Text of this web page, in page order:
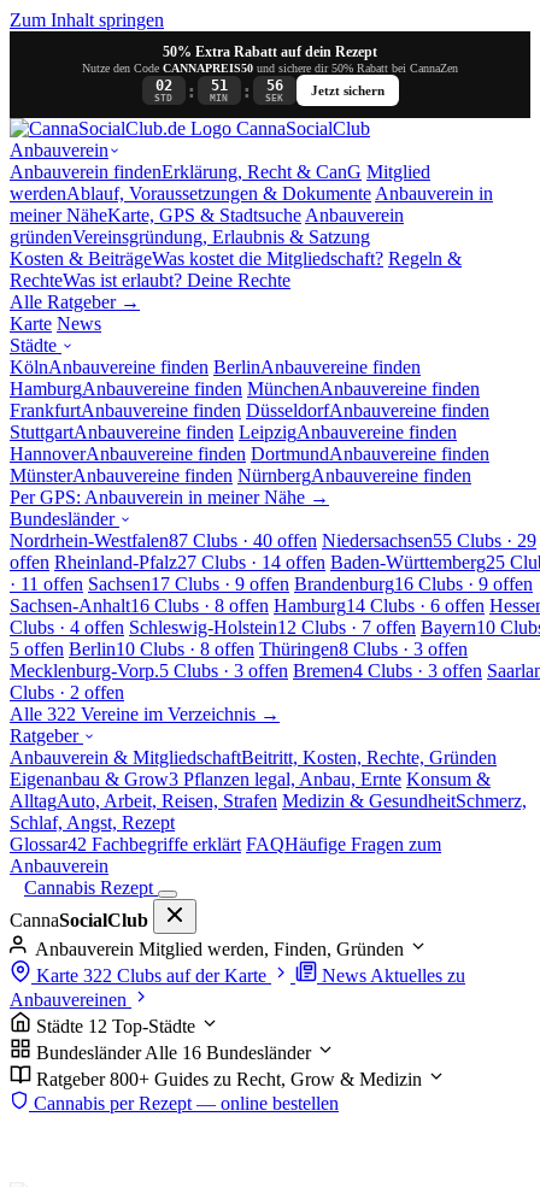
Zum Inhalt springen
50% Extra Rabatt auf dein Rezept
Nutze den Code CANNAPREIS50 und sichere dir 50% Rabatt bei CannaZen
02
STD : 51
MIN : 56
SEK
Jetzt sichern
CannaSocialClub
Anbauverein
Anbauverein findenErklärung, Recht & CanG Mitglied
werdenAblauf, Voraussetzungen & Dokumente Anbauverein in
meiner NäheKarte, GPS & Stadtsuche Anbauverein
gründenVereinsgründung, Erlaubnis & Satzung
Kosten & BeiträgeWas kostet die Mitgliedschaft? Regeln &
RechteWas ist erlaubt? Deine Rechte
Alle Ratgeber →
Karte News
Städte
KölnAnbauvereine finden BerlinAnbauvereine finden
HamburgAnbauvereine finden MünchenAnbauvereine finden
FrankfurtAnbauvereine finden DüsseldorfAnbauvereine finden
StuttgartAnbauvereine finden LeipzigAnbauvereine finden
HannoverAnbauvereine finden DortmundAnbauvereine finden
MünsterAnbauvereine finden NürnbergAnbauvereine finden
Per GPS: Anbauverein in meiner Nähe →
Bundesländer
Nordrhein-Westfalen87 Clubs · 40 offen Niedersachsen55 Clubs · 29
offen Rheinland-Pfalz27 Clubs · 14 offen Baden-Württemberg25
· 11 offen Sachsen17 Clubs · 9 offen Brandenburg16 Clubs · 9 offen
Sachsen-Anhalt16 Clubs · 8 offen Hamburg14 Clubs · 6 offen
Clubs · 4 offen Schleswig-Holstein12 Clubs · 7 offen Bayern10
5 offen Berlin10 Clubs · 8 offen Thüringen8 Clubs · 3 offen
Mecklenburg-Vorp.5 Clubs · 3 offen Bremen4 Clubs · 3 offen
Clubs · 2 offen
Alle 322 Vereine im Verzeichnis →
Ratgeber
Anbauverein & MitgliedschaftBeitritt, Kosten, Rechte, Gründen
Eigenanbau & Grow3 Pflanzen legal, Anbau, Ernte Konsum &
AlltagAuto, Arbeit, Reisen, Strafen Medizin & GesundheitSchmerz,
Schlaf, Angst, Rezept
Glossar42 Fachbegriffe erklärt FAQHäufige Fragen zum
Anbauverein
Cannabis Rezept
CannaSocialClub
Anbauverein Mitglied werden, Finden, Gründen
Karte 322 Clubs auf der Karte News Aktuelles zu
Anbauvereinen
Städte 12 Top-Städte
Bundesländer Alle 16 Bundesländer
Ratgeber 800+ Guides zu Recht, Grow & Medizin
Cannabis per Rezept — online bestellen